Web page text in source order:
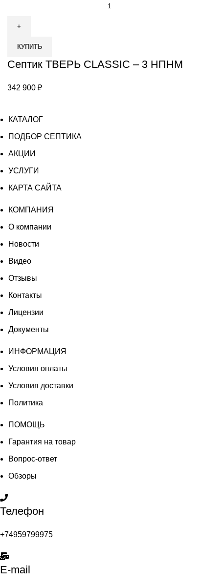
Септик
CLASSIC
–
НПНМ
КУПИТЬ
Септик ТВЕРЬ CLASSIC – 3 НПНМ
342 900 ₽
КАТАЛОГ
ПОДБОР СЕПТИКА
АКЦИИ
УСЛУГИ
КАРТА САЙТА
КОМПАНИЯ
О компании
Новости
Видео
Отзывы
Контакты
Лицензии
Документы
ИНФОРМАЦИЯ
Условия оплаты
Условия доставки
Политика
ПОМОЩЬ
Гарантия на товар
Вопрос-ответ
Обзоры
Телефон
+74959799975
E-mail